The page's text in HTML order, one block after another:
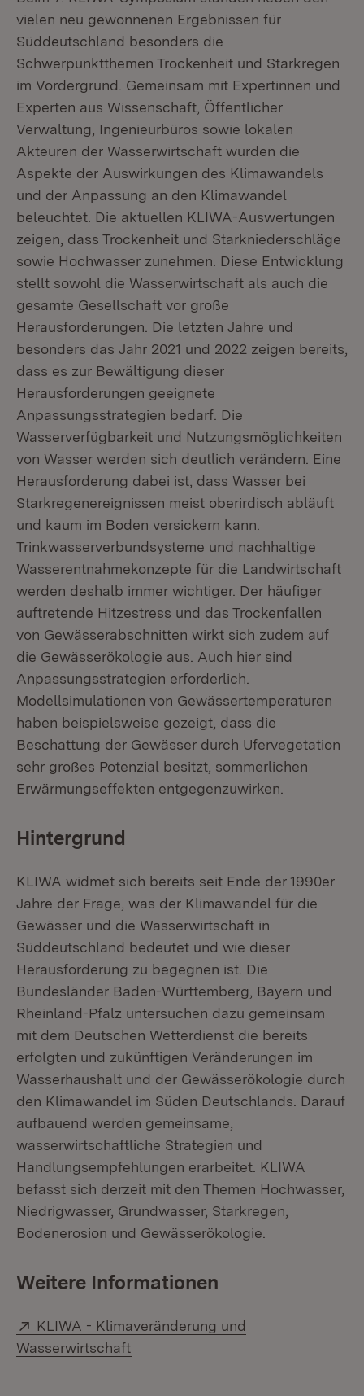
vielen neu gewonnenen Ergebnissen für
Süddeutschland besonders die
Schwerpunktthemen Trockenheit und Starkregen
im Vordergrund. Gemeinsam mit Expertinnen und
Experten aus Wissenschaft, Öffentlicher
Verwaltung, Ingenieurbüros sowie lokalen
Akteuren der Wasserwirtschaft wurden die
Aspekte der Auswirkungen des Klimawandels
und der Anpassung an den Klimawandel
beleuchtet. Die aktuellen KLIWA-Auswertungen
zeigen, dass Trockenheit und Starkniederschläge
sowie Hochwasser zunehmen. Diese Entwicklung
stellt sowohl die Wasserwirtschaft als auch die
gesamte Gesellschaft vor große
Herausforderungen. Die letzten Jahre und
besonders das Jahr 2021 und 2022 zeigen bereits,
dass es zur Bewältigung dieser
Herausforderungen geeignete
Anpassungsstrategien bedarf. Die
Wasserverfügbarkeit und Nutzungsmöglichkeiten
von Wasser werden sich deutlich verändern. Eine
Herausforderung dabei ist, dass Wasser bei
Starkregenereignissen meist oberirdisch abläuft
und kaum im Boden versickern kann.
Trinkwasserverbundsysteme und nachhaltige
Wasserentnahmekonzepte für die Landwirtschaft
werden deshalb immer wichtiger. Der häufiger
auftretende Hitzestress und das Trockenfallen
von Gewässerabschnitten wirkt sich zudem auf
die Gewässerökologie aus. Auch hier sind
Anpassungsstrategien erforderlich.
Modellsimulationen von Gewässertemperaturen
haben beispielsweise gezeigt, dass die
Beschattung der Gewässer durch Ufervegetation
sehr großes Potenzial besitzt, sommerlichen
Erwärmungseffekten entgegenzuwirken.
Hintergrund
KLIWA widmet sich bereits seit Ende der 1990er
Jahre der Frage, was der Klimawandel für die
Gewässer und die Wasserwirtschaft in
Süddeutschland bedeutet und wie dieser
Herausforderung zu begegnen ist. Die
Bundesländer Baden-Württemberg, Bayern und
Rheinland-Pfalz untersuchen dazu gemeinsam
mit dem Deutschen Wetterdienst die bereits
erfolgten und zukünftigen Veränderungen im
Wasserhaushalt und der Gewässerökologie durch
den Klimawandel im Süden Deutschlands. Darauf
aufbauend werden gemeinsame,
wasserwirtschaftliche Strategien und
Handlungsempfehlungen erarbeitet. KLIWA
befasst sich derzeit mit den Themen Hochwasser,
Niedrigwasser, Grundwasser, Starkregen,
Bodenerosion und Gewässerökologie.
Weitere Informationen
Extern:
KLIWA - Klimaveränderung und
Wasserwirtschaft